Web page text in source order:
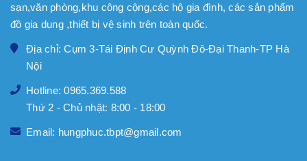
sạn,văn phòng,khu công cộng,các hộ gia đình, các sản phẩm
đồ gia dụng ,thiết bị vệ sinh trên toàn quốc.
Địa chỉ: Cụm 3-Tái Định Cư Quỳnh Đô-Đại Thanh-TP Hà
Nội
Hotline: 0965.369.588
Thứ 2 - Chủ nhật: 8:00 - 18:00
Email: hungphuc.tbpt@gmail.com